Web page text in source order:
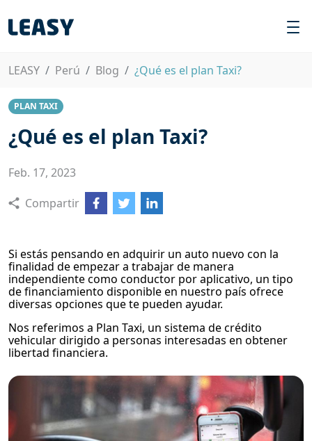
LEASY Perú Blog ¿Qué es el plan Taxi?
PLAN TAXI
¿Qué es el plan Taxi?
Feb. 17, 2023
Compartir
Si estás pensando en adquirir un auto nuevo con la
finalidad de empezar a trabajar de manera
independiente como conductor por aplicativo, un tipo
de financiamiento disponible en nuestro país ofrece
diversas opciones que te pueden ayudar.
Nos referimos a Plan Taxi, un sistema de crédito
vehicular dirigido a personas interesadas en obtener
libertad financiera.